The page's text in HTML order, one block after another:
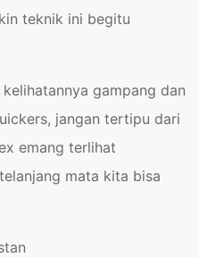
teknik ini begitu
gampang dan
jangan tertipu dari
emang terlihat
mata kita bisa